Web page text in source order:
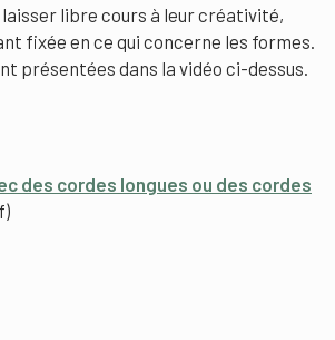
libre cours à leur créativité,
fixée en ce qui concerne les formes.
présentées dans la vidéo ci-dessus.
des cordes longues ou des cordes